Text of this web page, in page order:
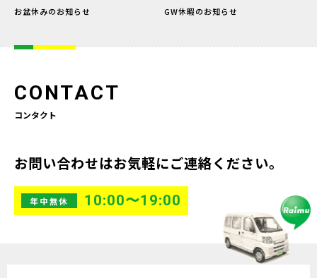
お盆休みのお知らせ GW休暇のお知らせ
CONTACT
コンタクト
お問い合わせはお気軽にご連絡ください。
年中無休 10:00〜19:00